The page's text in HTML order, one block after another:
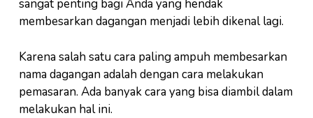
sangat penting bagi Anda yang hendak
membesarkan dagangan menjadi lebih dikenal lagi.
Karena salah satu cara paling ampuh membesarkan
nama dagangan adalah dengan cara melakukan
pemasaran. Ada banyak cara yang bisa diambil dalam
melakukan hal ini.